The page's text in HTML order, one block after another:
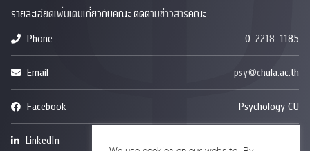
รายละเอียดเพิ่มเติมเกี่ยวกับคณะ ติดตามข่าวสารคณะ
Phone
0-2218-1185
Email psy@chula.ac.th
Facebook Psychology CU
LinkedIn